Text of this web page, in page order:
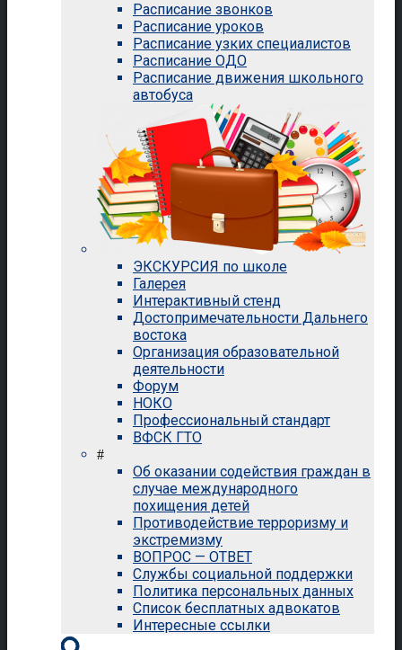
Расписание звонков
Расписание уроков
Расписание узких специалистов
Расписание ОДО
Расписание движения школьного
автобуса
ЭКСКУРСИЯ по школе
Галерея
Интерактивный стенд
Достопримечательности Дальнего
востока
Организация образовательной
деятельности
Форум
НОКО
Профессиональный стандарт
ВФСК ГТО
#
Об оказании содействия граждан в
случае международного
похищения детей
Противодействие терроризму и
экстремизму
ВОПРОС — ОТВЕТ
Службы социальной поддержки
Политика персональных данных
Список бесплатных адвокатов
Интересные ссылки